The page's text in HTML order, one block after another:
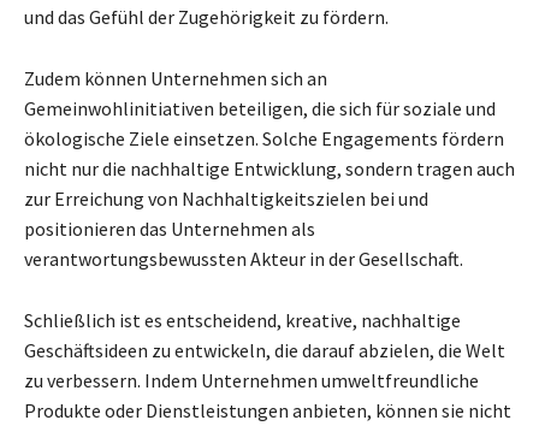
und das Gefühl der Zugehörigkeit zu fördern.
Zudem können Unternehmen sich an
Gemeinwohlinitiativen beteiligen, die sich für soziale und
ökologische Ziele einsetzen. Solche Engagements fördern
nicht nur die nachhaltige Entwicklung, sondern tragen auch
zur Erreichung von Nachhaltigkeitszielen bei und
positionieren das Unternehmen als
verantwortungsbewussten Akteur in der Gesellschaft.
Schließlich ist es entscheidend, kreative, nachhaltige
Geschäftsideen zu entwickeln, die darauf abzielen, die Welt
zu verbessern. Indem Unternehmen umweltfreundliche
Produkte oder Dienstleistungen anbieten, können sie nicht